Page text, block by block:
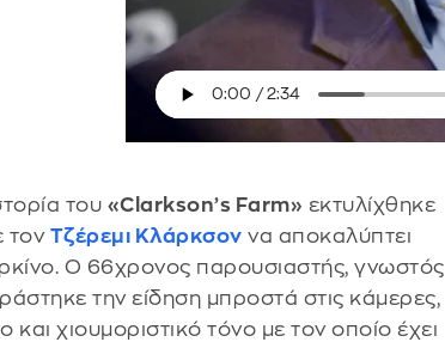
του «Clarkson’s Farm» εκτυλίχθηκε
τον Τζέρεμι Κλάρκσον να αποκαλύπτει
Ο 66χρονος παρουσιαστής, γνωστός
την είδηση μπροστά στις κάμερες,
χιουμοριστικό τόνο με τον οποίο έχει